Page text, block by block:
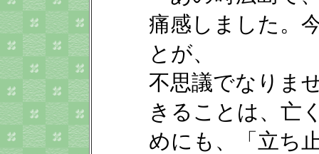
痛感しました。
とが、
不思議でなりま
きることは、亡
めにも、「立ち